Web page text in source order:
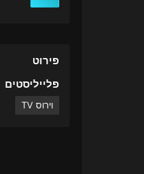
פירוט
פלייליסטים
וירוס TV